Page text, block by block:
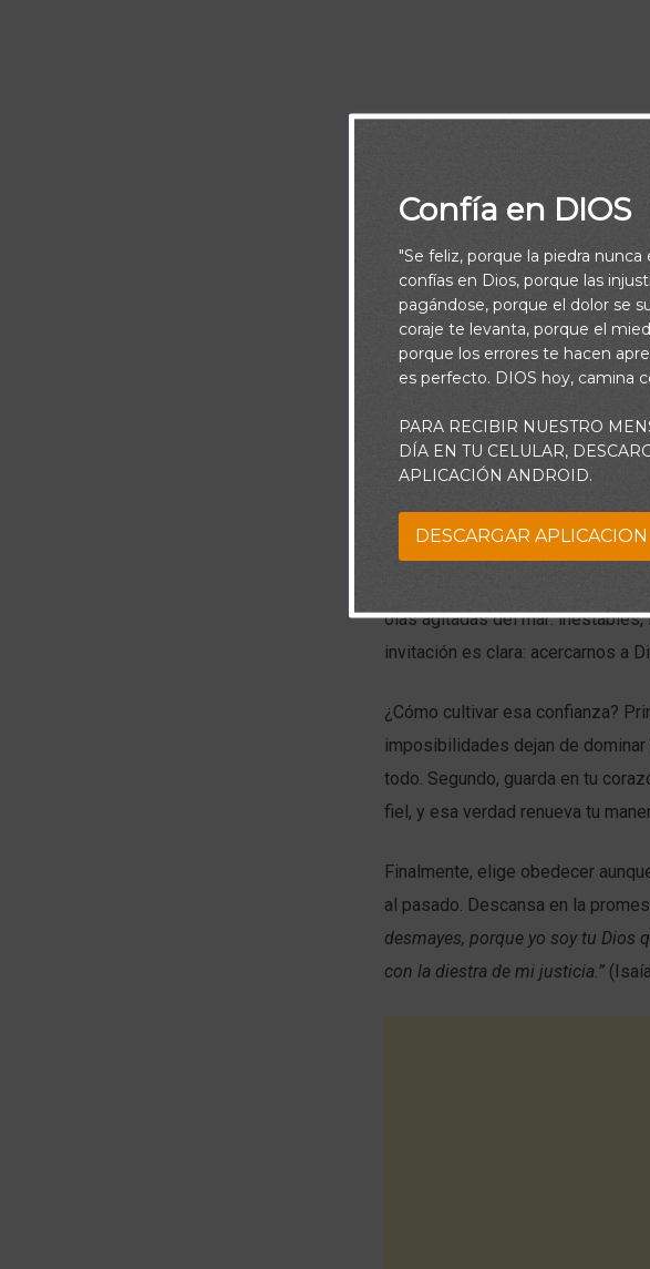
es arrastrada por el viento y
olas agitadas del mar:
invitación es clara: acercarnos a
¿Cómo cultivar esa confianza?
imposibilidades dejan de
todo. Segundo, guarda en tu
fiel, y esa verdad renueva tu
Finalmente, elige obedecer
al pasado. Descansa en la
desmayes, porque yo soy tu Dios
con la diestra de mi justicia.”
Confía en DIOS
"Se feliz, porque la piedra nunca
confías en Dios, porque las
pagándose, porque el dolor se
coraje te levanta, porque el
porque los errores te hacen
es perfecto. DIOS hoy, camina
PARA RECIBIR NUESTRO
DÍA EN TU CELULAR,
APLICACIÓN ANDROID.
DESCARGAR APLICACION